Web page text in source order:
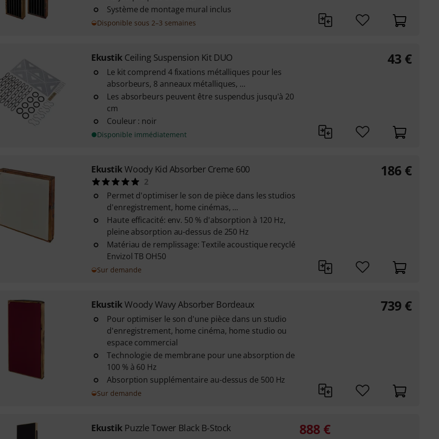
Système de montage mural inclus
Disponible sous 2–3 semaines
Ekustik Ceiling Suspension Kit DUO
Le kit comprend 4 fixations métalliques pour les
absorbeurs, 8 anneaux métalliques, ...
Les absorbeurs peuvent être suspendus jusqu'à 20
cm
Couleur : noir
Disponible immédiatement
43 €
EkustikWoody Kid Absorber Creme 600
2
Permet d'optimiser le son de pièce dans les studios
d'enregistrement, home cinémas, ...
Haute efficacité: env. 50 % d'absorption à 120 Hz,
pleine absorption au-dessus de 250 Hz
Matériau de remplissage: Textile acoustique recyclé
Envizol TB OH50
Sur demande
186 €
EkustikWoody Wavy Absorber Bordeaux
Pour optimiser le son d'une pièce dans un studio
d'enregistrement, home cinéma, home studio ou
espace commercial
Technologie de membrane pour une absorption de
100 % à 60 Hz
Absorption supplémentaire au-dessus de 500 Hz
Sur demande
739 €
Ekustik Puzzle Tower Black B-Stock 888 €